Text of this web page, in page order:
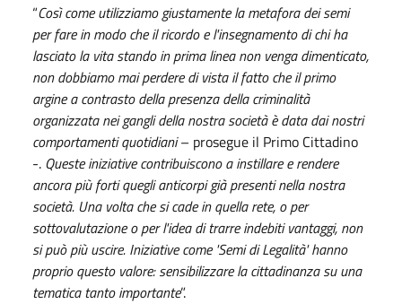
“Così come utilizziamo giustamente la metafora dei semi
per fare in modo che il ricordo e l'insegnamento di chi ha
lasciato la vita stando in prima linea non venga dimenticato,
non dobbiamo mai perdere di vista il fatto che il primo
argine a contrasto della presenza della criminalità
organizzata nei gangli della nostra società è data dai nostri
comportamenti quotidiani– prosegue il Primo Cittadino
-. Queste iniziative contribuiscono a instillare e rendere
ancora più forti quegli anticorpi già presenti nella nostra
società. Una volta che si cade in quella rete, o per
sottovalutazione o per l'idea di trarre indebiti vantaggi, non
si può più uscire. Iniziative come 'Semi di Legalità' hanno
proprio questo valore: sensibilizzare la cittadinanza su una
tematica tanto importante”.